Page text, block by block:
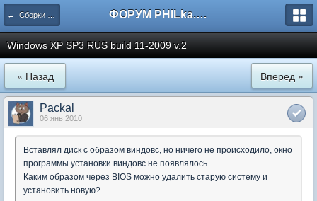
← Сборки Windows от PHILKA.RU ФОРУМ PHILka.RU
Windows XP SP3 RUS build 11-2009 v.2
« Назад Вперед »
Packal
06 янв 2010
Вставлял диск с образом виндовс, но ничего не происходило, окно
программы установки виндовс не появлялось.
Каким образом через BIOS можно удалить старую систему и
установить новую?